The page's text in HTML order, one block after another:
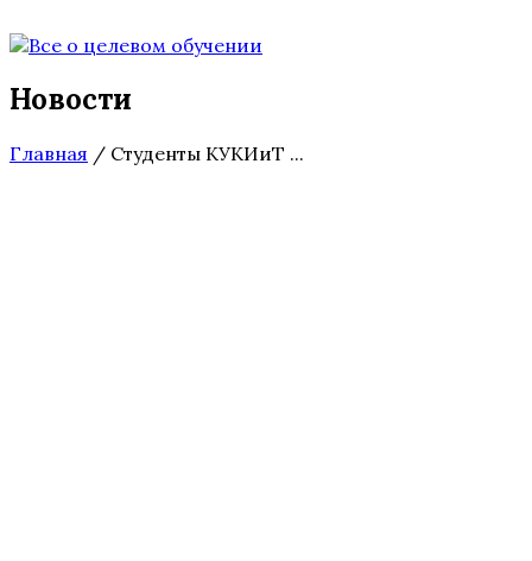
Новости
Главная / Студенты КУКИиТ ...